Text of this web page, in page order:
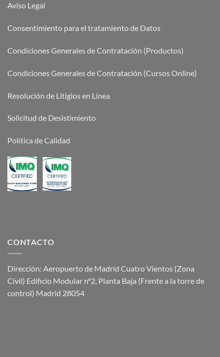
Aviso Legal
Consentimiento para el tratamiento de Datos
Condiciones Generales de Contratación (Productos)
Condiciones Generales de Contratación (Cursos Online)
Resolución de Litigios en Línea
Solicitud de Desistimiento
Política de Calidad
CONTACTO
Dirección: Aeropuerto de Madrid Cuatro Vientos (Zona
Civil) Edificio Modular nº2, Planta Baja (Frente a la torre de
control) Madrid 28054